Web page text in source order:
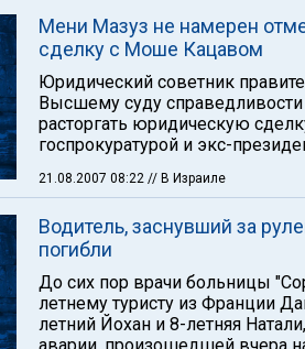
Мени Мазуз не намерен
сделку с Моше Кацавом
Юридический советник
Высшему суду
расторгать юридическую
госпрокуратурой и экс-
21.08.2007 08:22 // В Израиле
Водитель, заснувший за
погибли
До сих пор врачи больницы
летнему туристу из Франции
летний Йохан и 8-летняя